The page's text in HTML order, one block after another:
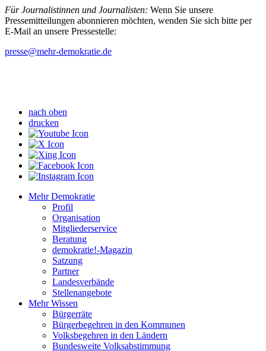
Für Journalistinnen und Journalisten: Wenn Sie unsere
Pressemitteilungen abonnieren möchten, wenden Sie sich bitte per
E-Mail an unsere Pressestelle:
presse@mehr-demokratie.de
nach oben
drucken
Mehr Demokratie
Profil
Organisation
Mitgliederservice
Beratung
demokratie!-Magazin
Satzung
Partner
Landesverbände
Stellenangebote
Mehr Wissen
Bürgerräte
Bürgerbegehren in den Kommunen
Volksbegehren in den Ländern
Bundesweite Volksabstimmung